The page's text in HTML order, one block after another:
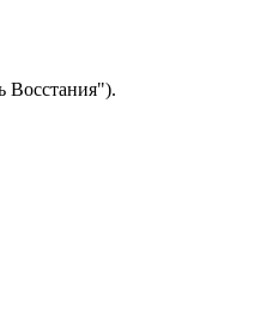
Восстания").